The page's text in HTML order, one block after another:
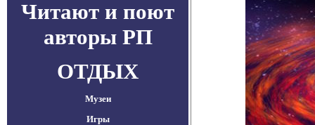
Читают и поют
авторы РП
ОТДЫХ
Музеи
Игры